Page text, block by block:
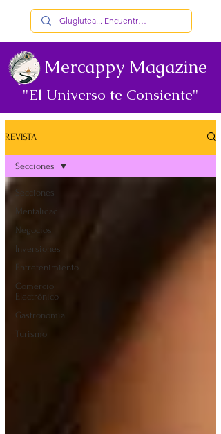
Mercappy Magazine
"El Universo te Consiente"
REVISTA
Secciones
Mentalidad
Negocios
Inversiones
Entretenimiento
Comercio
Electrónico
Gastronomía
Turismo
Secciones